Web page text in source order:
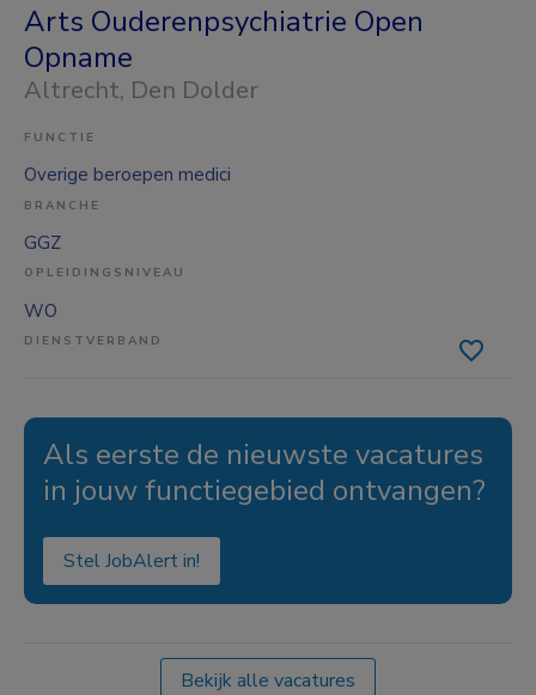
Arts Ouderenpsychiatrie Open
Opname
Altrecht, Den Dolder
FUNCTIE
Overige beroepen medici
BRANCHE
GGZ
OPLEIDINGSNIVEAU
WO
DIENSTVERBAND
Als eerste de nieuwste vacatures
in jouw functiegebied ontvangen?
Stel JobAlert in!
Bekijk alle vacatures